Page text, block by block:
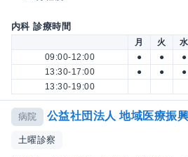
内科 診療時間
月 火 水
09:00-12:00
● ● ●
13:30-17:00
● ● ●
13:30-19:00
病院 公益社団法人 地域医療振
土曜診察